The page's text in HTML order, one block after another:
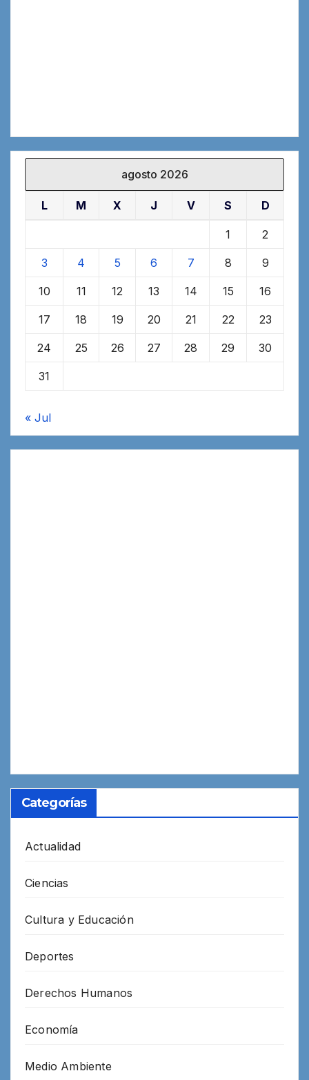
agosto 2026
L M X J V S D
1 2
3 4 5 6 7 8 9
10 11 12 13 14 15 16
17 18 19 20 21 22 23
24 25 26 27 28 29 30
31
« Jul
Categorías
Actualidad
Ciencias
Cultura y Educación
Deportes
Derechos Humanos
Economía
Medio Ambiente